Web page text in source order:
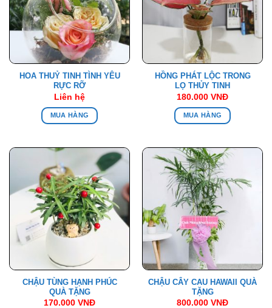
HOA THUỶ TINH TÌNH YÊU
RỰC RỠ
Liên hệ
MUA HÀNG
HỒNG PHÁT LỘC TRONG
LỌ THỦY TINH
180.000 VNĐ
MUA HÀNG
CHẬU TÙNG HẠNH PHÚC
QUÀ TẶNG
170.000 VNĐ
CHẬU CÂY CAU HAWAII QUÀ
TẶNG
800.000 VNĐ